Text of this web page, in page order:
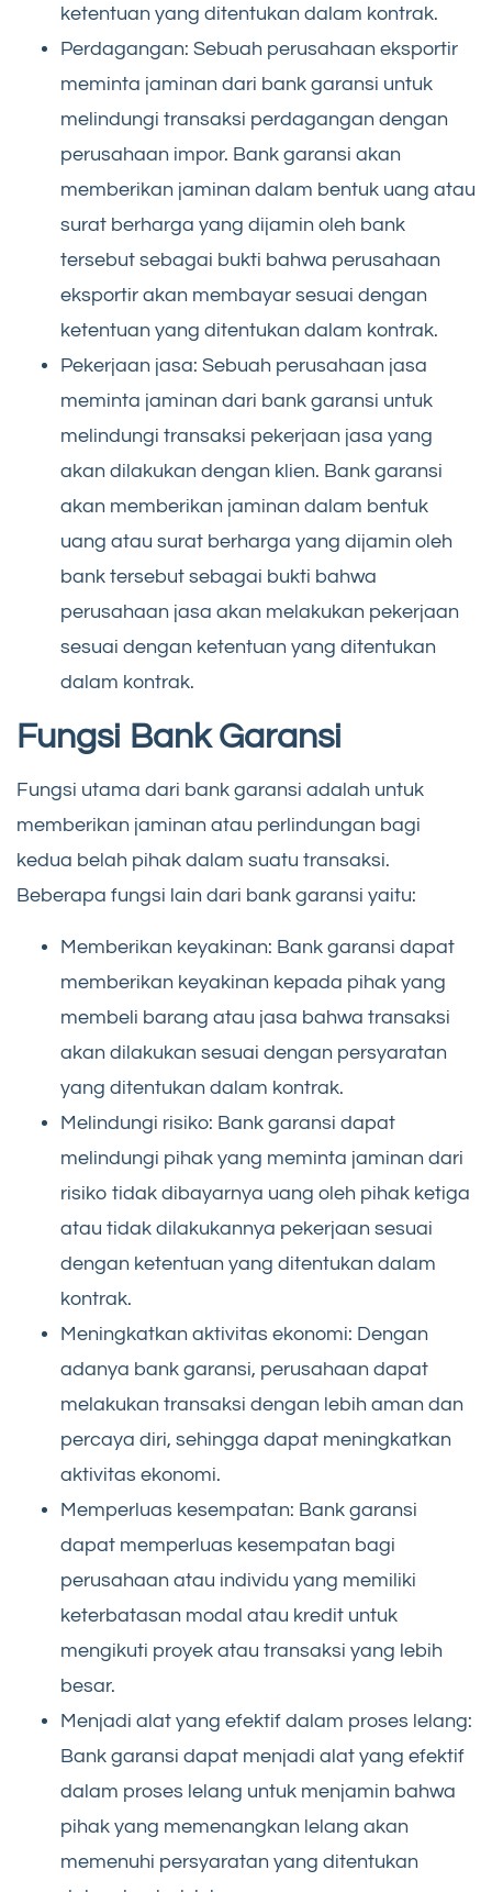
ketentuan yang ditentukan dalam kontrak.
Perdagangan: Sebuah perusahaan eksportir
meminta jaminan dari bank garansi untuk
melindungi transaksi perdagangan dengan
perusahaan impor. Bank garansi akan
memberikan jaminan dalam bentuk uang atau
surat berharga yang dijamin oleh bank
tersebut sebagai bukti bahwa perusahaan
eksportir akan membayar sesuai dengan
ketentuan yang ditentukan dalam kontrak.
Pekerjaan jasa: Sebuah perusahaan jasa
meminta jaminan dari bank garansi untuk
melindungi transaksi pekerjaan jasa yang
akan dilakukan dengan klien. Bank garansi
akan memberikan jaminan dalam bentuk
uang atau surat berharga yang dijamin oleh
bank tersebut sebagai bukti bahwa
perusahaan jasa akan melakukan pekerjaan
sesuai dengan ketentuan yang ditentukan
dalam kontrak.
Fungsi Bank Garansi
Fungsi utama dari bank garansi adalah untuk
memberikan jaminan atau perlindungan bagi
kedua belah pihak dalam suatu transaksi.
Beberapa fungsi lain dari bank garansi yaitu:
Memberikan keyakinan: Bank garansi dapat
memberikan keyakinan kepada pihak yang
membeli barang atau jasa bahwa transaksi
akan dilakukan sesuai dengan persyaratan
yang ditentukan dalam kontrak.
Melindungi risiko: Bank garansi dapat
melindungi pihak yang meminta jaminan dari
risiko tidak dibayarnya uang oleh pihak ketiga
atau tidak dilakukannya pekerjaan sesuai
dengan ketentuan yang ditentukan dalam
kontrak.
Meningkatkan aktivitas ekonomi: Dengan
adanya bank garansi, perusahaan dapat
melakukan transaksi dengan lebih aman dan
percaya diri, sehingga dapat meningkatkan
aktivitas ekonomi.
Memperluas kesempatan: Bank garansi
dapat memperluas kesempatan bagi
perusahaan atau individu yang memiliki
keterbatasan modal atau kredit untuk
mengikuti proyek atau transaksi yang lebih
besar.
Menjadi alat yang efektif dalam proses lelang:
Bank garansi dapat menjadi alat yang efektif
dalam proses lelang untuk menjamin bahwa
pihak yang memenangkan lelang akan
memenuhi persyaratan yang ditentukan